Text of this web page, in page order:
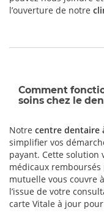
l’ouverture de notre
Comment
soins chez le
Notre centre dentaire
simplifier vos
payant. Cette solution
médicaux remboursés
mutuelle vous couvre
l’issue de votre
carte Vitale à jour